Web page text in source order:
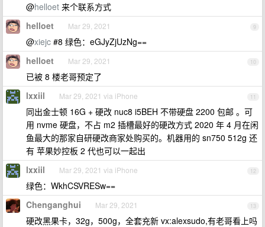
@helloet 来个联系方式
9
helloet Mar 29, 2021
@xiejc #8 绿色：eGJyZjUzNg==
10
helloet Mar 29, 2021
已被 8 楼老哥预定了
11
lxxiil Mar 29, 2021 via iPhone
同出金士顿 16G + 硬改 nuc8 i5BEH 不带硬盘 2200 包邮 。可
用 nvme 硬盘，不占 m2 插槽最好的硬改方式 2020 年 4 月在闲
鱼最大的那家自研硬改商家处购买的。机器用的 sn750 512g 还
有 苹果妙控板 2 代也可以一起出
12
lxxiil Mar 29, 2021 via iPhone
绿色：WkhCSVRESw==
13
Chenganghui Mar 29, 2021
硬改黑果卡，32g，500g，全套充新 vx:alexsudo,有老哥看上吗